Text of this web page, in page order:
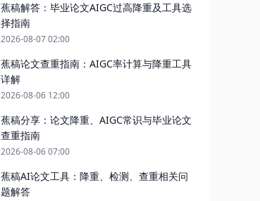
蕉稿解答：毕业论文AIGC过高降重及工具选
择指南
2026-08-07 02:00
蕉稿论文查重指南：AIGC率计算与降重工具
详解
2026-08-06 12:00
蕉稿分享：论文降重、AIGC常识与毕业论文
查重指南
2026-08-06 07:00
蕉稿AI论文工具：降重、检测、查重相关问
题解答